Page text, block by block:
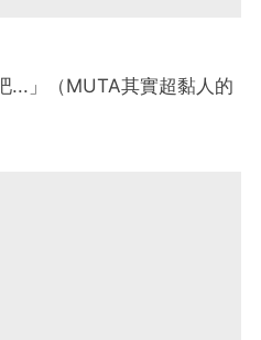
...」（MUTA其實超黏人的